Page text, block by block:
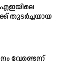
തുടർച്ചയായ
വേണ്ടെന്ന്